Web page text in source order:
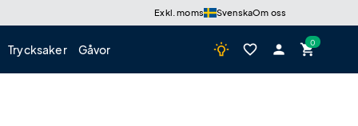
Exkl. moms SvenskaOm oss
Trycksaker Gåvor wb_incandescent favorite_border person shopping_cart